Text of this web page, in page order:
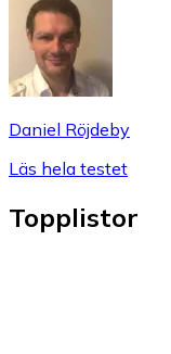
Daniel Röjdeby
Läs hela testet
Topplistor